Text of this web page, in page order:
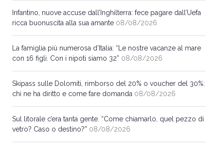
Infantino, nuove accuse dall’Inghilterra: fece pagare dall’Uefa
ricca buonuscita alla sua amante 08/08/2026
La famiglia più numerosa d’Italia: “Le nostre vacanze al mare
con 16 figli. Con i nipoti siamo 32” 08/08/2026
Skipass sulle Dolomiti, rimborso del 20% o voucher del 30%:
chi ne ha diritto e come fare domanda 08/08/2026
Sul litorale c’era tanta gente. “Come chiamarlo, quel pezzo di
vetro? Caso o destino?” 08/08/2026